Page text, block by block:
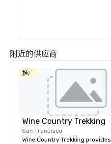
附近的供应商
推广
Wine Country Trekking
San Francisco
Wine Country Trekking provides